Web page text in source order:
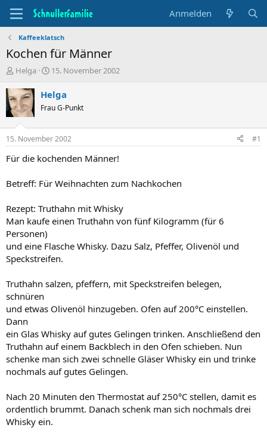
Anmelden
Kaffeeklatsch
Kochen für Männer
T
e
m
e
n
t
a
e
Helga
B
g
n
a
t
15. November 2002
Helga
Frau G-Punkt
15. November 2002 #1
Für die kochenden Männer!
Betreff: Für Weihnachten zum Nachkochen
Rezept: Truthahn mit Whisky
Man kaufe einen Truthahn von fünf Kilogramm (für 6
Personen)
und eine Flasche Whisky. Dazu Salz, Pfeffer, Olivenöl und
Speckstreifen.
Truthahn salzen, pfeffern, mit Speckstreifen belegen,
schnüren
und etwas Olivenöl hinzugeben. Ofen auf 200°C einstellen.
Dann
ein Glas Whisky auf gutes Gelingen trinken. Anschließend den
Truthahn auf einem Backblech in den Ofen schieben. Nun
schenke man sich zwei schnelle Gläser Whisky ein und trinke
nochmals auf gutes Gelingen.
Nach 20 Minuten den Thermostat auf 250°C stellen, damit es
ordentlich brummt. Danach schenk man sich nochmals drei
Whisky ein.